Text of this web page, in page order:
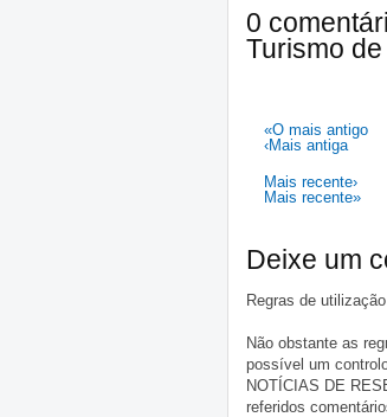
0
Turismo
«O mais antigo
‹Mais antiga
Mais recente›
Mais recente»
Deixe um
Regras de
Não obstante as
possível um
NOTÍCIAS DE
referidos